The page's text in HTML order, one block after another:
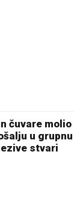
čuvare molio
u grupnu
stvari